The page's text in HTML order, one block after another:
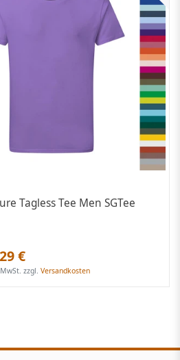
Tagless Tee Men SGTee
€
zzgl.Versandkosten